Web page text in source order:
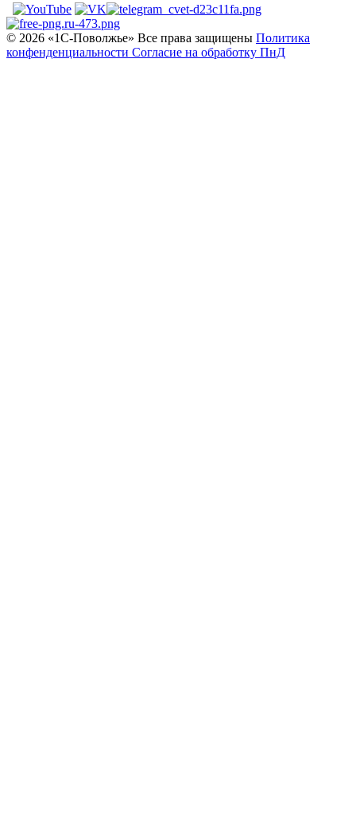
© 2026 «1С‑Поволжье» Все права защищены Политика
конфенденциальности Согласие на обработку ПнД